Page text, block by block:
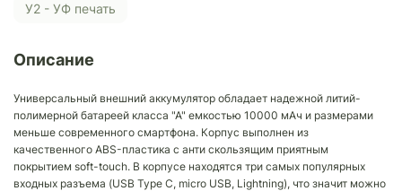
У2 - УФ печать
Описание
Универсальный внешний аккумулятор обладает надежной литий-
полимерной батареей класса "А" емкостью 10000 мАч и размерами
меньше современного смартфона. Корпус выполнен из
качественного ABS-пластика с анти скользящим приятным
покрытием soft-touch. В корпусе находятся три самых популярных
входных разъема (USB Type C, micro USB, Lightning), что значит можно